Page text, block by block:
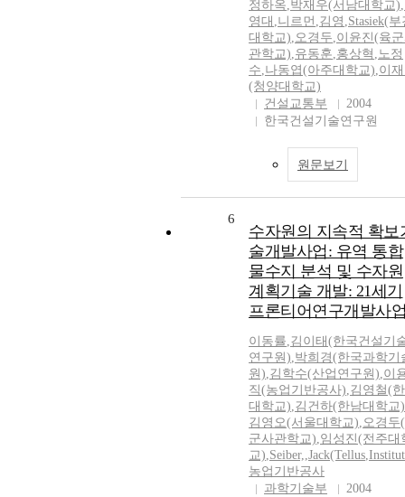
정하옥,박재우(서남대학교),
영대 ,니르먼 ,김영 ,Stasiek(부
대학교),오경두,이윤진(육
관학교),유동훈,홍상혁 ,노정
수,나동엽(아주대학교),이
(청양대학교)
건설교통부
2004
한국건설기술연구원
원문보기
6
수자원의 지속적 확보
술개발사업: 유역 통합
물수지 분석 및 수자원
계획기술 개발: 21세기
프론티어연구개발사
이동률,김이태(한국건설기
연구원),박희경(한국과학기
원),김학수(산업연구원),이
직(농업기반공사),김영철(
대학교),김건하(한남대학교)
김영오(서울대학교),오경두
군사관학교),임성진(전주대
교),Seiber,,Jack(Tellus,
농업기반공사
과학기술부
2004